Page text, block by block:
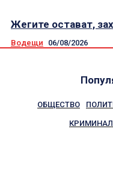
Жегите остават,
Водещи 06/08/2026
ОБЩЕСТВО